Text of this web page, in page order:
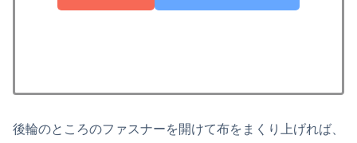
後輪のところのファスナーを開けて布をまくり上げれば、